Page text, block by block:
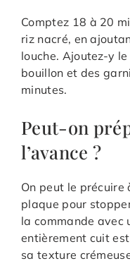
Comptez 18 à 20
riz nacré, en
louche. Ajoutez-y
bouillon et des
minutes.
Peut-on
l’avance ?
On peut le précuire
plaque pour
la commande avec
entièrement cuit
sa texture